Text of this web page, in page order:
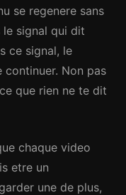
se regenere sans
le signal qui dit
ce signal, le
Non pas
que rien ne te dit
chaque video
etre un
une de plus,